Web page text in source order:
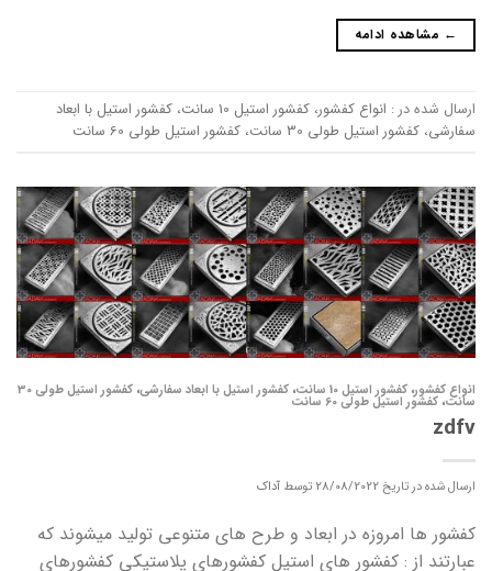
← مشاهده ادامه
ارسال شده در : انواع کفشور، کفشور استیل 10 سانت ، کفشور استیل با ابعاد
سفارشی، کفشور استیل طولی 30 سانت ، کفشور استیل طولی 60 سانت
انواع کفشور، کفشور استیل 10 سانت ، کفشور استیل با ابعاد سفارشی، کفشور استیل طولی 30
سانت، کفشور استیل طولی 60 سانت
zdfv
ارسال شده در تاریخ28/08/2022 توسط آداک
کفشور ها امروزه در ابعاد و طرح های متنوعی تولید میشوند که
عبارتند از : کفشور های استیل کفشورهای پلاستیکی کفشورهای